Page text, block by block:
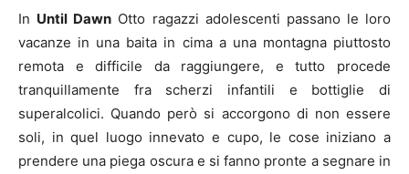
In Until Dawn Otto ragazzi adolescenti passano le loro
vacanze in una baita in cima a una montagna piuttosto
remota e difficile da raggiungere, e tutto procede
tranquillamente fra scherzi infantili e bottiglie di
superalcolici. Quando però si accorgono di non essere
soli, in quel luogo innevato e cupo, le cose iniziano a
prendere una piega oscura e si fanno pronte a segnare in